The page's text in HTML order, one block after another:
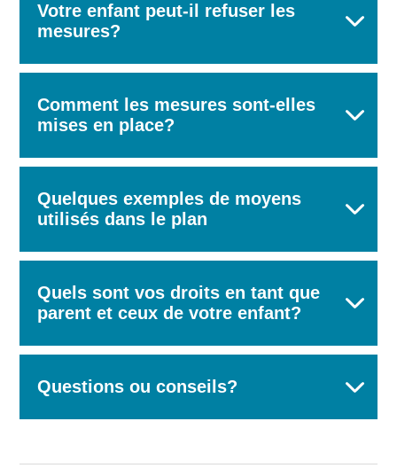
Votre enfant peut-il refuser les
mesures?
Comment les mesures sont-elles
mises en place?
Quelques exemples de moyens
utilisés dans le plan
Quels sont vos droits en tant que
parent et ceux de votre enfant?
Questions ou conseils?